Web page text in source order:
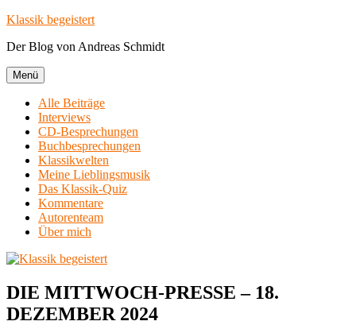
Zum
springen
Klassik begeistert
Der Blog von Andreas Schmidt
Menü
Alle Beiträge
Interviews
CD-Besprechungen
Buchbesprechungen
Klassikwelten
Meine Lieblingsmusik
Das Klassik-Quiz
Kommentare
Autorenteam
Über mich
DIE MITTWOCH-PRESSE – 18.
DEZEMBER 2024